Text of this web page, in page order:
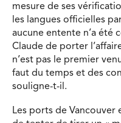
mesure de ses
les langues officielles
aucune entente n’a été
Claude de porter
n’est pas le premier
faut du temps et des
souligne-t-il.
Les ports de Vancouver